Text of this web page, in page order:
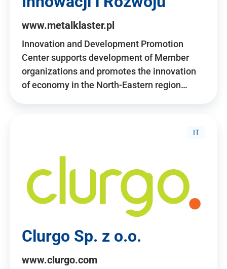
www.metalklaster.pl
Innovation and Development Promotion
Center supports development of Member
organizations and promotes the innovation
of economy in the North-Eastern region…
IT
Clurgo Sp. z o.o.
www.clurgo.com